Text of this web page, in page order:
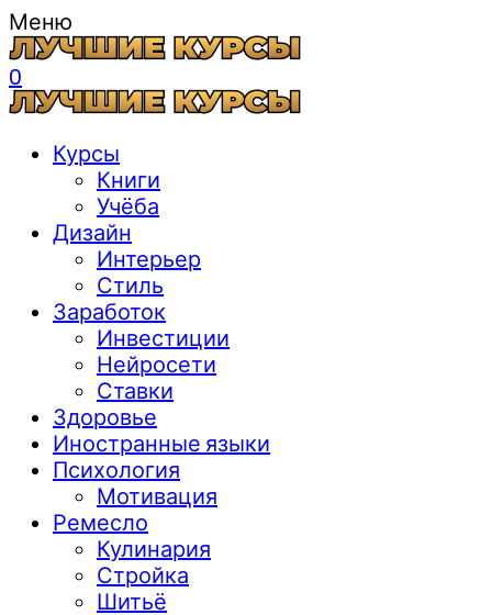
Меню
0
Курсы
Книги
Учёба
Дизайн
Интерьер
Стиль
Заработок
Инвестиции
Нейросети
Ставки
Здоровье
Иностранные языки
Психология
Мотивация
Ремесло
Кулинария
Стройка
Шитьё